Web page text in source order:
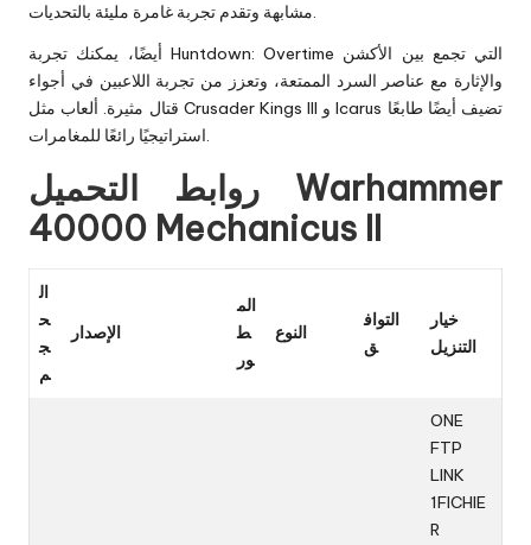
مشابهة وتقدم تجربة غامرة مليئة بالتحديات.
Huntdown: Overtime
والإثارة مع عناصر السرد الممتعة، وتعزز من تجربة اللاعبين في أجواء
Crusader Kings III وIcarus
استراتيجيًا رائعًا للمغامرات.
روابط التحميل Warhammer
40000 Mechanicus II
ال
ح
ج
م
الإصدار
الم
ط
ور
النوع
التواف
ق
خيار
التنزيل
ONE
FTP
LINK
1FICHIE
R